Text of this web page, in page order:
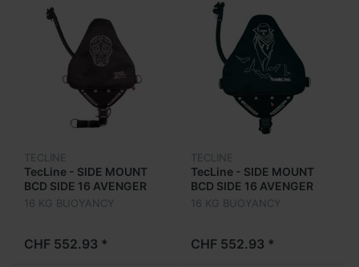
TECLINE
TecLine - SIDE MOUNT
BCD SIDE 16 AVENGER
MAYA
16 KG BUOYANCY
CHF 552.93 *
TECLINE
TecLine - SIDE MOUNT
BCD SIDE 16 AVENGER
TRANSILVANIA
16 KG BUOYANCY
CHF 552.93 *